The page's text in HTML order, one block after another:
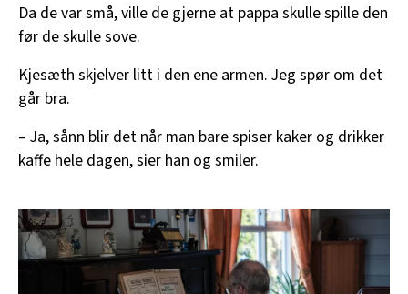
Da de var små, ville de gjerne at pappa skulle spille den
før de skulle sove.
Kjesæth skjelver litt i den ene armen. Jeg spør om det
går bra.
– Ja, sånn blir det når man bare spiser kaker og drikker
kaffe hele dagen, sier han og smiler.